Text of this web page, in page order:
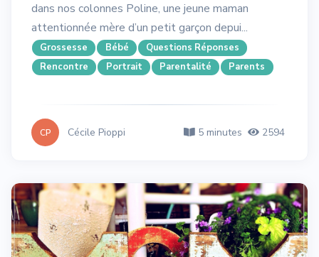
dans nos colonnes Poline, une jeune maman
attentionnée mère d’un petit garçon depui...
Grossesse Bébé
Questions Réponses
Rencontre
Portrait Parentalité Parents
CP Cécile Pioppi 5 minutes 2594